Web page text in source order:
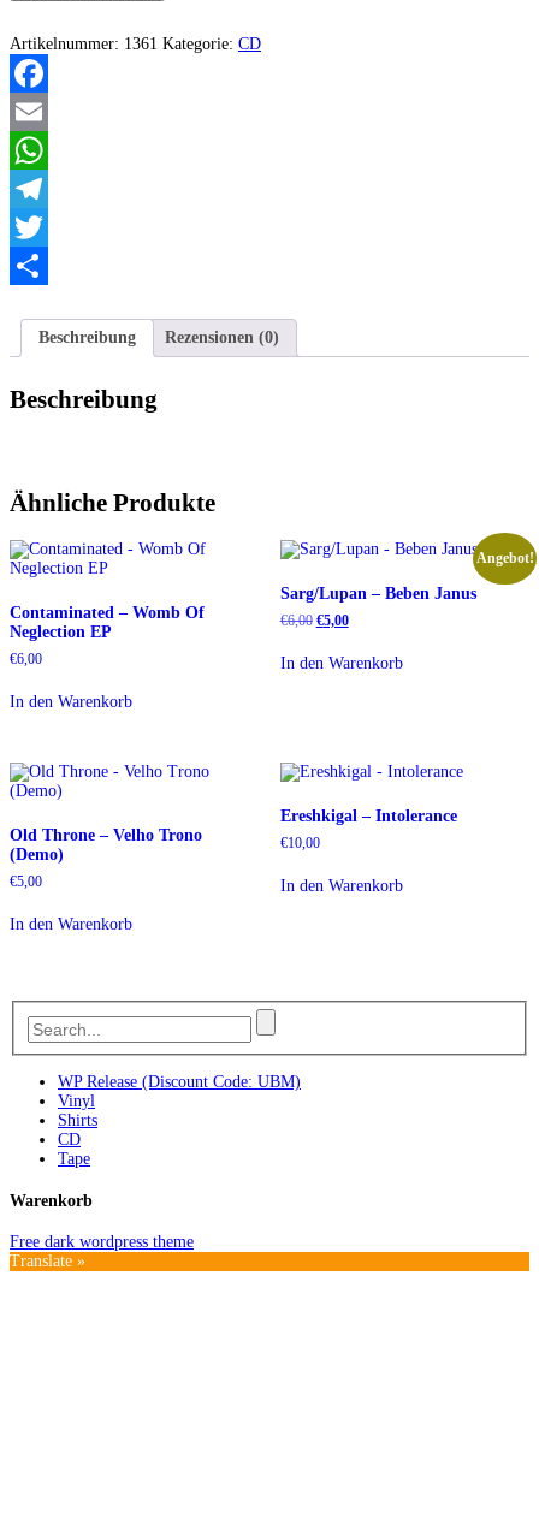
Diabolus
Inversus
Menge
Artikelnummer: 1361 Kategorie: CD
Facebook
Email
WhatsApp
Telegram
Twitter
Beschreibung
Rezensionen (0)
Beschreibung
Ähnliche Produkte
Contaminated – Womb Of
Neglection EP
€6,00
In den Warenkorb
Angebot!
Sarg/Lupan – Beben Janus
€6,00 Ursprünglicher
war:
€6,00
€5,00Aktueller
€5,00.
In den Warenkorb
Old Throne – Velho Trono
(Demo)
€5,00
In den Warenkorb
Ereshkigal – Intolerance
€10,00
In den Warenkorb
WP Release (Discount Code: UBM)
Vinyl
Shirts
CD
Tape
Warenkorb
Free dark wordpress theme
Translate »